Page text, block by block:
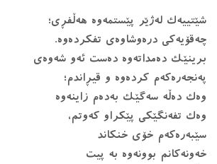
شێتییەک لەژێر پێستمەوە هەڵفڕی؛
چەقۆیەکی درەوشاوەی تفکردەوە.
برینێک دەمداتەوە دەست ئەو شەوەی
پەنجەرەکەم کردەوە و قیڕاندم؛
وەک دەڵە سەگێک بەدەم زاینەوە
وەک تفەنگێکی پێکراو کەوتم،
سێبەرەکەم خۆی خنکاند
خەونەکانم بوونەوە بە پیت